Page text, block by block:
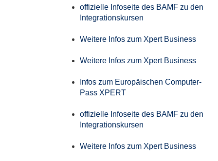
offizielle Infoseite des BAMF zu den
Integrationskursen
Weitere Infos zum Xpert Business
Weitere Infos zum Xpert Business
Infos zum Europäischen Computer-
Pass XPERT
offizielle Infoseite des BAMF zu den
Integrationskursen
Weitere Infos zum Xpert Business